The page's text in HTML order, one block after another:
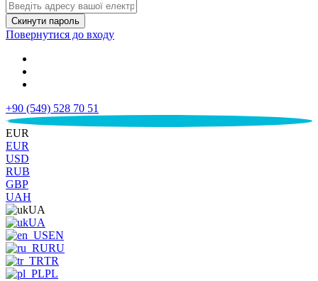
Скинути пароль
Повернутися до входу
+90 (549) 528 70 51
€
EUR
EUR
USD
RUB
GBP
UAH
UA
UA
EN
RU
TR
PL